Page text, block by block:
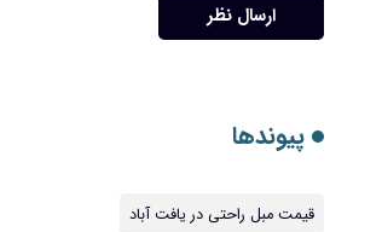
ارسال نظر
پیوندها
قیمت مبل راحتی در یافت آباد